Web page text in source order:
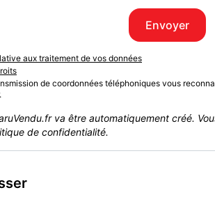
Envoyer
aux traitement de vos données
de coordonnées téléphoniques vous
va être automatiquement créé.
de confidentialité.